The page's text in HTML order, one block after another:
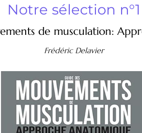
Notre sélection n°1
de musculation:
Frédéric Delavier